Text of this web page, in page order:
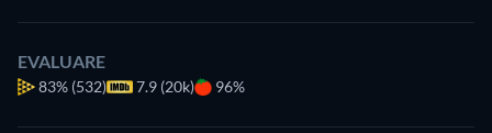
EVALUARE
83% (532) 7.9 (20k) 96%